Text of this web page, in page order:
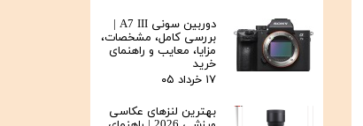
بررسی کامل، مشخصات،
مزایا، معایب و راهنمای
خرید
۱۷ خرداد ۰۵
بهترین لنزهای عکاسی